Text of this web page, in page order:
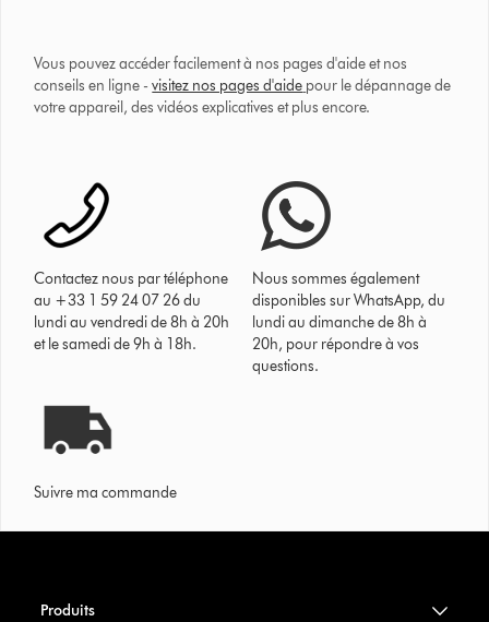
Vous pouvez accéder facilement à nos pages d'aide et nos
conseils en ligne -visitez nos pages d'aide pour le dépannage de
votre appareil, des vidéos explicatives et plus encore.
Contactez nous par téléphone
au +33 1 59 24 07 26 du
lundi au vendredi de 8h à 20h
et le samedi de 9h à 18h.
Nous sommes également
disponibles sur WhatsApp, du
lundi au dimanche de 8h à
20h, pour répondre à vos
questions.
Suivre ma commande
Produits